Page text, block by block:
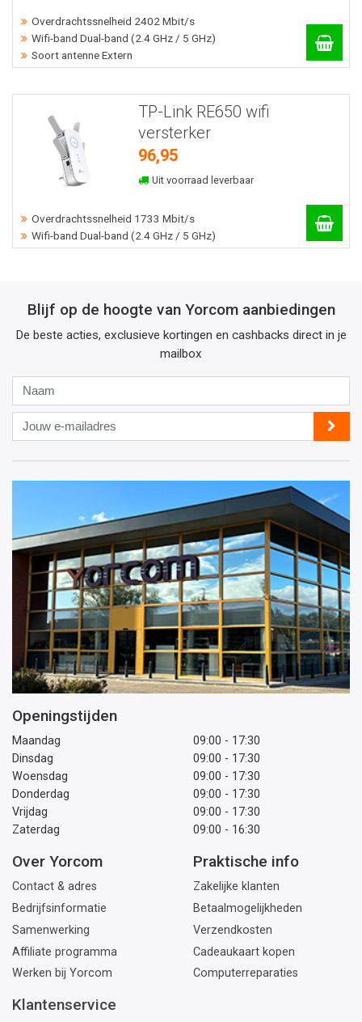
Overdrachtssnelheid 2402 Mbit/s
Wifi-band Dual-band (2.4 GHz / 5 GHz)
Soort antenne Extern
TP-Link RE650 wifi
versterker
96,95
Uit voorraad leverbaar
Overdrachtssnelheid 1733 Mbit/s
Wifi-band Dual-band (2.4 GHz / 5 GHz)
Blijf op de hoogte van Yorcom aanbiedingen
De beste acties, exclusieve kortingen en cashbacks direct in je
mailbox
Jouw
e-
mailadres
Openingstijden
Maandag
09:00 - 17:30
Dinsdag
09:00 - 17:30
Woensdag
09:00 - 17:30
Donderdag
09:00 - 17:30
Vrijdag
09:00 - 17:30
Zaterdag
09:00 - 16:30
Over Yorcom
Contact & adres
Bedrijfsinformatie
Samenwerking
Affiliate programma
Werken bij Yorcom
Praktische info
Zakelijke klanten
Betaalmogelijkheden
Verzendkosten
Cadeaukaart kopen
Computerreparaties
Klantenservice